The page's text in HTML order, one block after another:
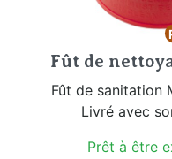
Fût de
Fût de sanitation
Livré avec
Prêt à être